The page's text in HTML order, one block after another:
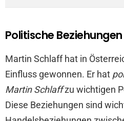
Politische
Martin Schlaff hat in
Einfluss gewonnen. Er hat
Martin Schlaffzu wichtigen
Diese Beziehungen sind